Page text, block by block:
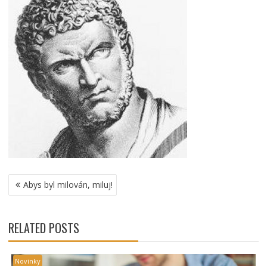
NAVIGACE
PROAbys byl milován, miluj!
RELATED POSTS
Novinky